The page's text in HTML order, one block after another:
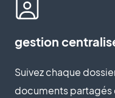
gestion
Suivez chaque
documents partagés